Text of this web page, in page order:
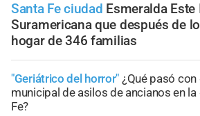
Santa Fe ciudad Esmeralda Este
Suramericana que después de
hogar de 346 familias
"Geriátrico del horror" ¿Qué pasó
municipal de asilos de ancianos en
Fe?